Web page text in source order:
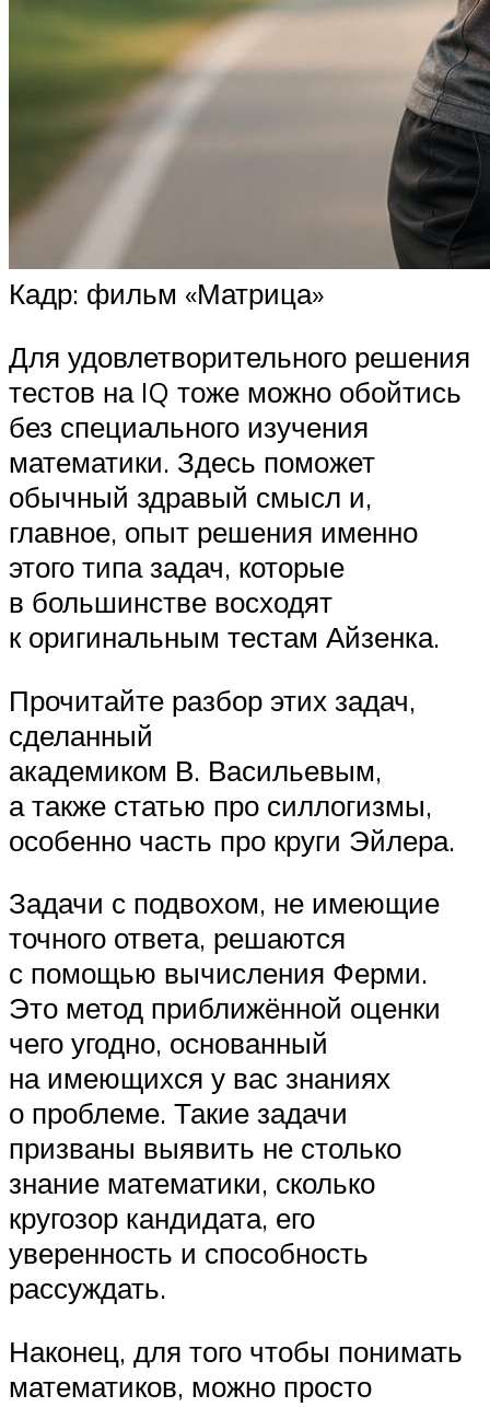
Кадр: фильм «Матрица»
Для удовлетворительного решения
тестов на IQ тоже можно обойтись
без специального изучения
математики. Здесь поможет
обычный здравый смысл и,
главное, опыт решения именно
этого типа задач, которые
в большинстве восходят
к оригинальным тестам Айзенка.
Прочитайте разбор этих задач,
сделанный
академиком В. Васильевым,
а также статью про силлогизмы,
особенно часть про круги Эйлера.
Задачи с подвохом, не имеющие
точного ответа, решаются
с помощью вычисления Ферми.
Это метод приближённой оценки
чего угодно, основанный
на имеющихся у вас знаниях
о проблеме. Такие задачи
призваны выявить не столько
знание математики, сколько
кругозор кандидата, его
уверенность и способность
рассуждать.
Наконец, для того чтобы понимать
математиков, можно просто